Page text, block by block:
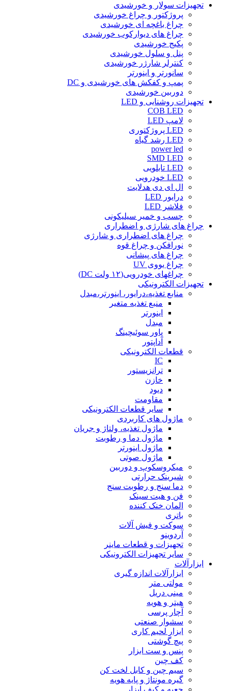
تجهیزات سولار و خورشیدی
پروژکتور و چراغ خورشیدی
چراغ باغچه ای خورشیدی
چراغ های دیوارکوب خورشیدی
پکیج خورشیدی
پنل و سلول خورشیدی
کنترلر شارژر خورشیدی
سانورتر و اینورتر
پمپ و کفکش های خورشیدی و DC
دوربین خورشیدی
تجهیزات روشنایی و LED
COB LED
لامپ LED
LED پروژکتوری
LED رشد گیاه
power led
SMD LED
LED تابلویی
LED خودرویی
ال ای دی هدلایت
درایور LED
فلاشر LED
چسب و خمیر سیلیکونی
چراغ های شارژی و اضطراری
چراغ های اضطراری و شارژی
نورافکن و چراغ قوه
چراغ های پیشانی
چراغ یووی UV
چراغهای خودرویی(۱۲ ولت DC)
تجهیزات الکترونیکی
منابع تغذیه،درایور، اینورتر،مبدل
منبع تغذیه متغیر
اینورتر
مبدل
پاور سوئیچینگ
آداپتور
قطعات الکترونیکی
IC
ترانزیستور
خازن
دیود
مقاومت
سایر قطعات الکترونیکی
ماژول های کاربردی
ماژول تغذیه، ولتاژ و جریان
ماژول دما و رطوبت
ماژول اینورتر
ماژول صوتی
میکروسکوپ و دوربین
شیرینک حرارتی
دما سنج و رطوبت سنج
فن و هیت سینک
المان خنک کننده
باتری
سوکت و فیش آلات
آردوینو
تجهیزات و قطعات ماینر
سایر تجهیزات الکترونیکی
ابزارآلات
ابزارآلات اندازه گیری
مولتی متر
مینی دریل
هیتر و هویه
آچار پرسی
سشوار صنعتی
ابزار لحیم کاری
پیچ گوشتی
پنس و ست ابزار
کف چین
سیم چین و کابل لخت کن
گیره مونتاژ و پایه هویه
جعبه و کیف ابزار